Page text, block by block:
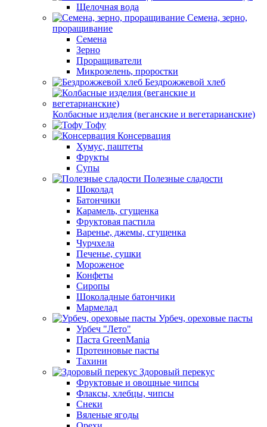
Щелочная вода
Семена, зерно,
проращивание
Семена
Зерно
Проращиватели
Микрозелень, проростки
Бездрожжевой хлеб
Колбасные изделия (веганские и вегетарианские)
Тофу
Консервация
Хумус, паштеты
Фрукты
Супы
Полезные сладости
Шоколад
Батончики
Карамель, сгущенка
Фруктовая пастила
Варенье, джемы, сгущенка
Чурчхела
Печенье, сушки
Мороженое
Конфеты
Сиропы
Шоколадные батончики
Мармелад
Урбеч, ореховые пасты
Урбеч "Лето"
Паста GreenMania
Протеиновые пасты
Тахини
Здоровый перекус
Фруктовые и овощные чипсы
Флаксы, хлебцы, чипсы
Снеки
Вяленые ягоды